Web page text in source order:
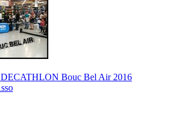
Bouc Bel Air 2016